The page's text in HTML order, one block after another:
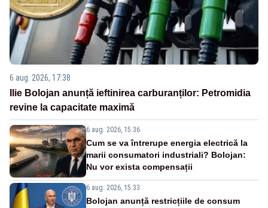
6 aug. 2026, 17:38
Ilie Bolojan anunță ieftinirea carburanților: Petromidia
revine la capacitate maximă
6 aug. 2026, 15:36
Cum se va întrerupe energia electrică la
marii consumatori industriali? Bolojan:
Nu vor exista compensații
6 aug. 2026, 15:33
Bolojan anunță restricțiile de consum